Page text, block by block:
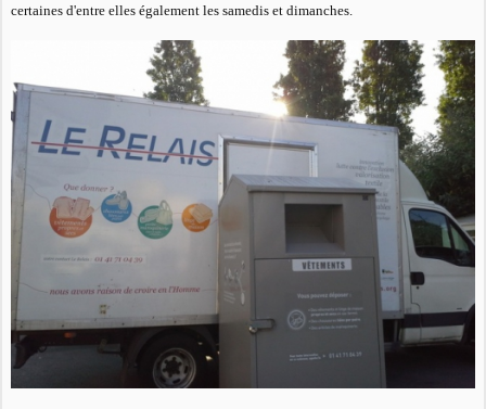
certaines d'entre elles également les samedis et dimanches.